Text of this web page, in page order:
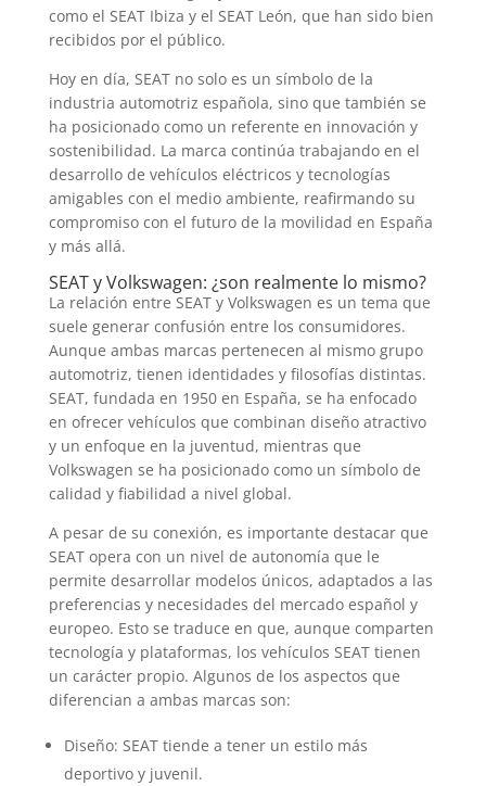
como el SEAT Ibiza y el SEAT León, que han sido bien
recibidos por el público.
Hoy en día, SEAT no solo es un símbolo de la
industria automotriz española, sino que también se
ha posicionado como un referente en innovación y
sostenibilidad. La marca continúa trabajando en el
desarrollo de vehículos eléctricos y tecnologías
amigables con el medio ambiente, reafirmando su
compromiso con el futuro de la movilidad en España
y más allá.
SEAT y Volkswagen: ¿son realmente lo mismo?
La relación entre SEAT y Volkswagen es un tema que
suele generar confusión entre los consumidores.
Aunque ambas marcas pertenecen al mismo grupo
automotriz, tienen identidades y filosofías distintas.
SEAT, fundada en 1950 en España, se ha enfocado
en ofrecer vehículos que combinan diseño atractivo
y un enfoque en la juventud, mientras que
Volkswagen se ha posicionado como un símbolo de
calidad y fiabilidad a nivel global.
A pesar de su conexión, es importante destacar que
SEAT opera con un nivel de autonomía que le
permite desarrollar modelos únicos, adaptados a las
preferencias y necesidades del mercado español y
europeo. Esto se traduce en que, aunque comparten
tecnología y plataformas, los vehículos SEAT tienen
un carácter propio. Algunos de los aspectos que
diferencian a ambas marcas son:
Diseño: SEAT tiende a tener un estilo más
deportivo y juvenil.